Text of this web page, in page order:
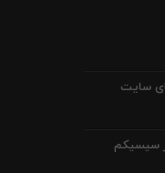
سایت
سیسیکم